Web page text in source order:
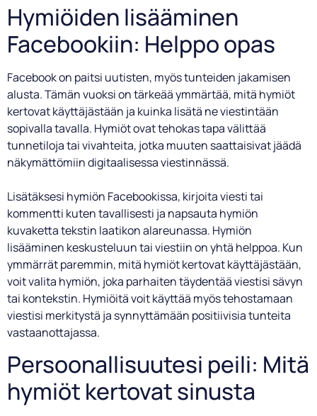
Hymiöiden lisääminen
Facebookiin: Helppo opas
Facebook on paitsi uutisten, myös tunteiden jakamisen
alusta. Tämän vuoksi on tärkeää ymmärtää, mitä hymiöt
kertovat käyttäjästään ja kuinka lisätä ne viestintään
sopivalla tavalla. Hymiöt ovat tehokas tapa välittää
tunnetiloja tai vivahteita, jotka muuten saattaisivat jäädä
näkymättömiin digitaalisessa viestinnässä.
Lisätäksesi hymiön Facebookissa, kirjoita viesti tai
kommentti kuten tavallisesti ja napsauta hymiön
kuvaketta tekstin laatikon alareunassa. Hymiön
lisääminen keskusteluun tai viestiin on yhtä helppoa. Kun
ymmärrät paremmin, mitä hymiöt kertovat käyttäjästään,
voit valita hymiön, joka parhaiten täydentää viestisi sävyn
tai kontekstin. Hymiöitä voit käyttää myös tehostamaan
viestisi merkitystä ja synnyttämään positiivisia tunteita
vastaanottajassa.
Persoonallisuutesi peili: Mitä
hymiöt kertovat sinusta